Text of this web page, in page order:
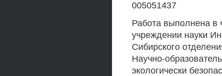
005051437
Работа выполнена в
учреждении науки
Сибирского
Научно-
экологически